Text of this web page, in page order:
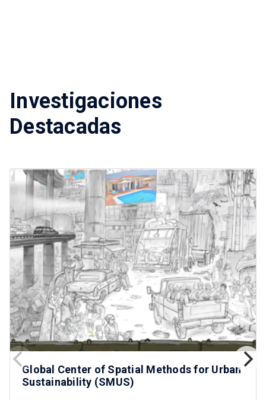
Investigaciones
Destacadas
Global Center of Spatial Methods for Urban
Sustainability (SMUS)